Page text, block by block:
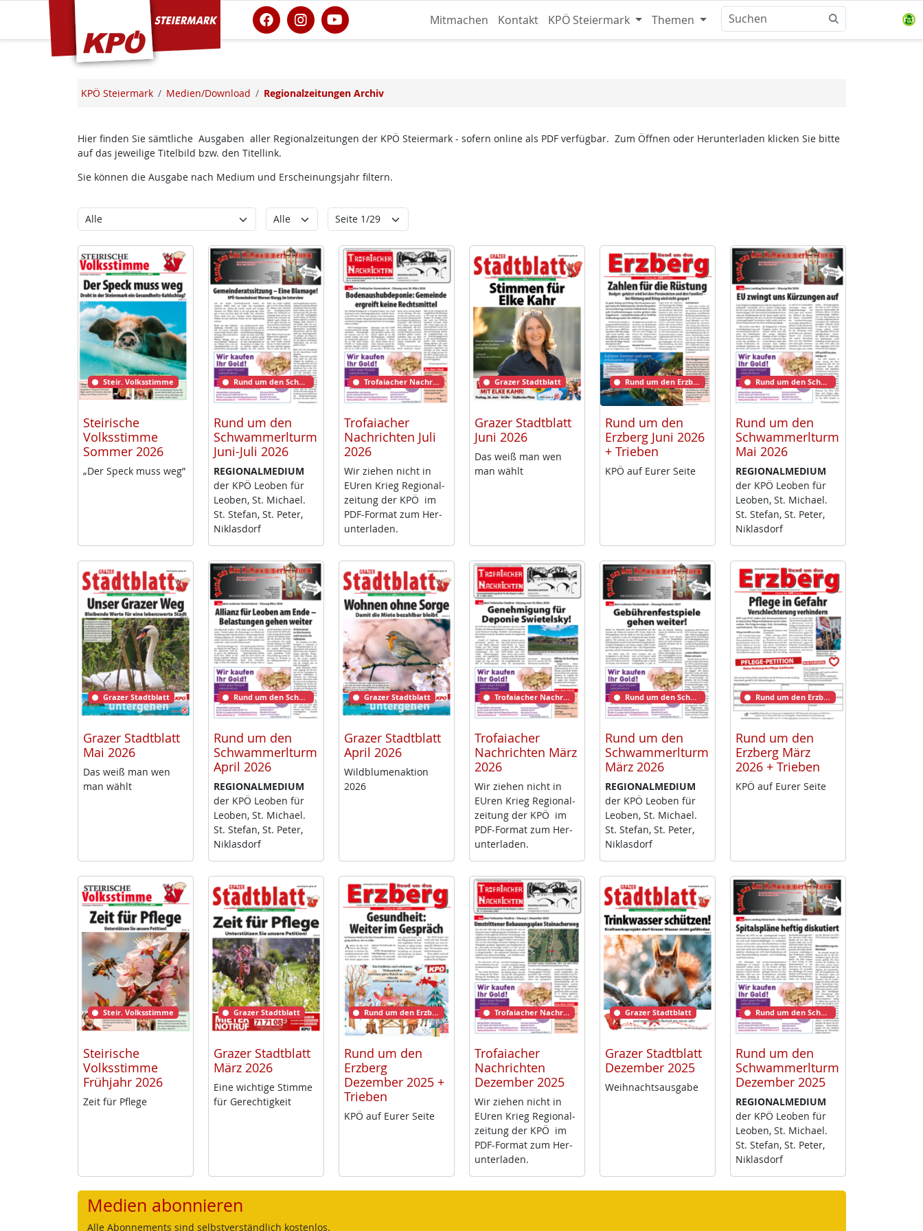
KPÖ Steiermark Mitmachen Kontakt KPÖ Steiermark Themen
KPÖ Steiermark Medien/Download Regionalzeitungen Archiv
Hier finden Sie sämtliche Ausgaben aller Regionalzeitungen der KPÖ Steiermark - sofern online als PDF verfügbar. Zum Öffnen oder Herunterladen klicken Sie bitte
auf das jeweilige Titelbild bzw. den Titellink.
Sie können die Ausgabe nach Medium und Erscheinungsjahr filtern.
Kategorie Erscheinungsjahr
Seite
Steir. Volksstimme
Steirische
Volksstimme
Sommer 2026
„Der Speck muss weg”
Rund um den Schwammerlturm
Rund um den
Schwammerlturm
Juni-Juli 2026
RE­GIO­NAL­ME­DI­UM
der KPÖ Leo­ben für
Leo­ben, St. Mi­cha­el.
St. Ste­fan, St. Pe­ter,
Niklas­dorf
Trofaiacher Nachrichten
Trofaiacher
Nachrichten Juli
2026
Wir zie­hen nicht in
EU­ren Krieg Re­gio­nal­
zei­tung der KPÖ im
PDF-For­mat zum Her­
un­ter­la­den.
Grazer Stadtblatt
Grazer Stadtblatt
Juni 2026
Das weiß man wen
man wählt
Rund um den Erzberg
Rund um den
Erzberg Juni 2026
+ Trieben
KPÖ auf Eu­rer Sei­te
Rund um den Schwammerlturm
Rund um den
Schwammerlturm
Mai 2026
RE­GIO­NAL­ME­DI­UM
der KPÖ Leo­ben für
Leo­ben, St. Mi­cha­el.
St. Ste­fan, St. Pe­ter,
Niklas­dorf
Grazer Stadtblatt
Grazer Stadtblatt
Mai 2026
Das weiß man wen
man wählt
Rund um den Schwammerlturm
Rund um den
Schwammerlturm
April 2026
RE­GIO­NAL­ME­DI­UM
der KPÖ Leo­ben für
Leo­ben, St. Mi­cha­el.
St. Ste­fan, St. Pe­ter,
Niklas­dorf
Grazer Stadtblatt
Grazer Stadtblatt
April 2026
Wild­blu­men­ak­ti­on
2026
Trofaiacher Nachrichten
Trofaiacher
Nachrichten März
2026
Wir zie­hen nicht in
EU­ren Krieg Re­gio­nal­
zei­tung der KPÖ im
PDF-For­mat zum Her­
un­ter­la­den.
Rund um den Schwammerlturm
Rund um den
Schwammerlturm
März 2026
RE­GIO­NAL­ME­DI­UM
der KPÖ Leo­ben für
Leo­ben, St. Mi­cha­el.
St. Ste­fan, St. Pe­ter,
Niklas­dorf
Rund um den Erzberg
Rund um den
Erzberg März
2026 + Trieben
KPÖ auf Eu­rer Sei­te
Steir. Volksstimme
Steirische
Volksstimme
Frühjahr 2026
Zeit für Pf­le­ge
Grazer Stadtblatt
Grazer Stadtblatt
März 2026
Ei­ne wich­ti­ge Stim­me
für Ge­rech­tig­keit
Rund um den Erzberg
Rund um den
Erzberg
Dezember 2025 +
Trieben
KPÖ auf Eu­rer Sei­te
Trofaiacher Nachrichten
Trofaiacher
Nachrichten
Dezember 2025
Wir zie­hen nicht in
EU­ren Krieg Re­gio­nal­
zei­tung der KPÖ im
PDF-For­mat zum Her­
un­ter­la­den.
Grazer Stadtblatt
Grazer Stadtblatt
Dezember 2025
Weih­nachts­aus­ga­be
Rund um den Schwammerlturm
Rund um den
Schwammerlturm
Dezember 2025
RE­GIO­NAL­ME­DI­UM
der KPÖ Leo­ben für
Leo­ben, St. Mi­cha­el.
St. Ste­fan, St. Pe­ter,
Niklas­dorf
Medien abonnieren
Alle Abonnements sind selbstverständlich kostenlos.